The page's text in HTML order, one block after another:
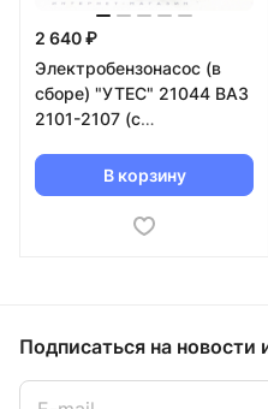
2 640 ₽
Электробензонасос (в
сборе) "УТЕС" 21044 ВАЗ
2101-2107 (с
двигателем)В корзину
Подписаться на новости